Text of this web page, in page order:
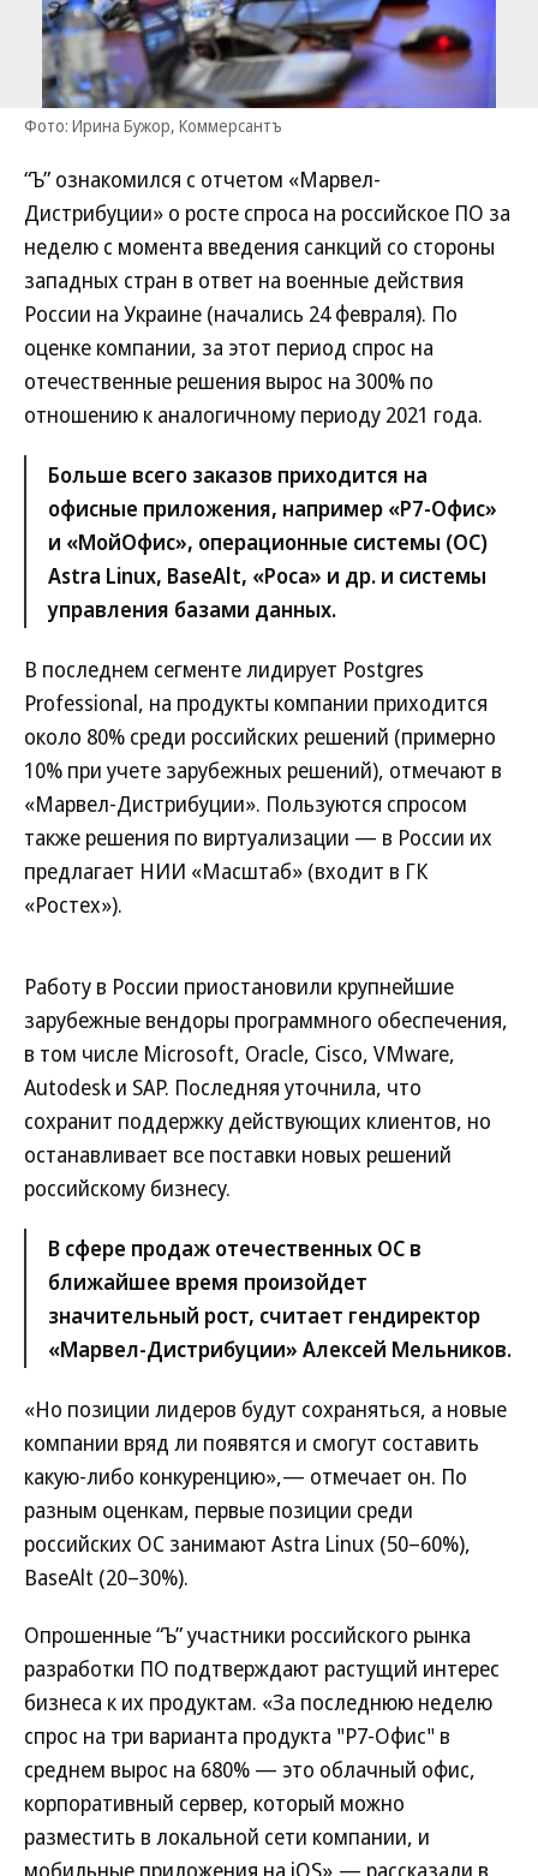
Фото: Ирина Бужор, Коммерсантъ
“Ъ” ознакомился с отчетом «Марвел-
Дистрибуции» о росте спроса на российское ПО за
неделю с момента введения санкций со стороны
западных стран в ответ на военные действия
России на Украине (начались 24 февраля). По
оценке компании, за этот период спрос на
отечественные решения вырос на 300% по
отношению к аналогичному периоду 2021 года.
Больше всего заказов приходится на
офисные приложения, например «Р7-Офис»
и «МойОфис», операционные системы (ОС)
Astra Linux, BaseAlt, «Роса» и др. и системы
управления базами данных.
В последнем сегменте лидирует Postgres
Professional, на продукты компании приходится
около 80% среди российских решений (примерно
10% при учете зарубежных решений), отмечают в
«Марвел-Дистрибуции». Пользуются спросом
также решения по виртуализации — в России их
предлагает НИИ «Масштаб» (входит в ГК
«Ростех»).
Работу в России приостановили крупнейшие
зарубежные вендоры программного обеспечения,
в том числе Microsoft, Oracle, Cisco, VMware,
Autodesk и SAP. Последняя уточнила, что
сохранит поддержку действующих клиентов, но
останавливает все поставки новых решений
российскому бизнесу.
В сфере продаж отечественных ОС в
ближайшее время произойдет
значительный рост, считает гендиректор
«Марвел-Дистрибуции» Алексей Мельников.
«Но позиции лидеров будут сохраняться, а новые
компании вряд ли появятся и смогут составить
какую-либо конкуренцию»,— отмечает он. По
разным оценкам, первые позиции среди
российских ОС занимают Astra Linux (50–60%),
BaseAlt (20–30%).
Опрошенные “Ъ” участники российского рынка
разработки ПО подтверждают растущий интерес
бизнеса к их продуктам. «За последнюю неделю
спрос на три варианта продукта "Р7-Офис" в
среднем вырос на 680% — это облачный офис,
корпоративный сервер, который можно
разместить в локальной сети компании, и
мобильные приложения на iOS»,— рассказали в